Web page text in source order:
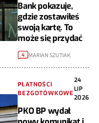
Bank pokazuje,
gdzie zostawiłeś
swoją kartę. To
może się przydać
4 MARIAN SZUTIAK
PŁATNOŚCI
BEZGOTÓWKOWE
24
LIP
2026
PKO BP wydał